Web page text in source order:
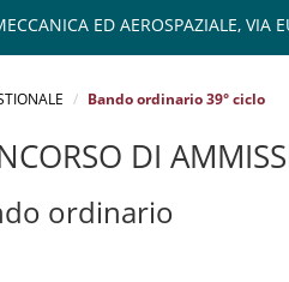
ED AEROSPAZIALE, VIA
Bando ordinario 39° ciclo
DI
ordinario